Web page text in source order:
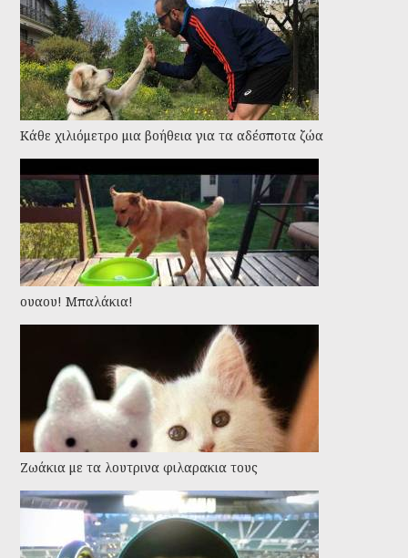
Kάθε χιλιόμετρο μια βοήθεια για τα αδέσποτα ζώα
ουαου! Μπαλάκια!
Ζωάκια με τα λουτρινα φιλαρακια τους